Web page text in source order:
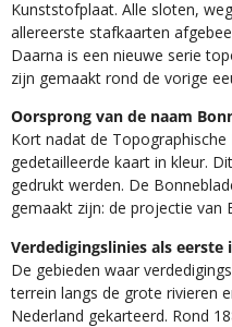
Kunststofplaat. Alle sloten,
allereerste stafkaarten
Daarna is een nieuwe serie
zijn gemaakt rond de vorige
Oorsprong van de naam
Kort nadat de
gedetailleerde kaart in kleur.
gedrukt werden. De
gemaakt zijn: de projectie van
Verdedigingslinies als
De gebieden waar
terrein langs de grote rivieren
Nederland gekarteerd. Rond